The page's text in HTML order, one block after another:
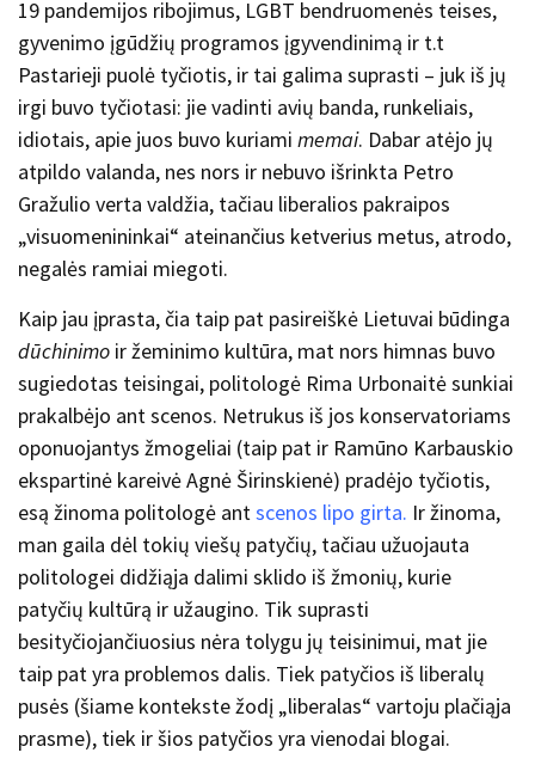
19 pandemijos ribojimus, LGBT bendruomenės teises,
gyvenimo įgūdžių programos įgyvendinimą ir t.t
Pastarieji puolė tyčiotis, ir tai galima suprasti – juk iš jų
irgi buvo tyčiotasi: jie vadinti avių banda, runkeliais,
idiotais, apie juos buvo kuriami memai. Dabar atėjo jų
atpildo valanda, nes nors ir nebuvo išrinkta Petro
Gražulio verta valdžia, tačiau liberalios pakraipos
„visuomenininkai“ ateinančius ketverius metus, atrodo,
negalės ramiai miegoti.
Kaip jau įprasta, čia taip pat pasireiškė Lietuvai būdinga
dūchinimo ir žeminimo kultūra, mat nors himnas buvo
sugiedotas teisingai, politologė Rima Urbonaitė sunkiai
prakalbėjo ant scenos. Netrukus iš jos konservatoriams
oponuojantys žmogeliai (taip pat ir Ramūno Karbauskio
ekspartinė kareivė Agnė Širinskienė) pradėjo tyčiotis,
esą žinoma politologė antscenos lipo girta. Ir žinoma,
man gaila dėl tokių viešų patyčių, tačiau užuojauta
politologei didžiąja dalimi sklido iš žmonių, kurie
patyčių kultūrą ir užaugino. Tik suprasti
besityčiojančiuosius nėra tolygu jų teisinimui, mat jie
taip pat yra problemos dalis. Tiek patyčios iš liberalų
pusės (šiame kontekste žodį „liberalas“ vartoju plačiąja
prasme), tiek ir šios patyčios yra vienodai blogai.